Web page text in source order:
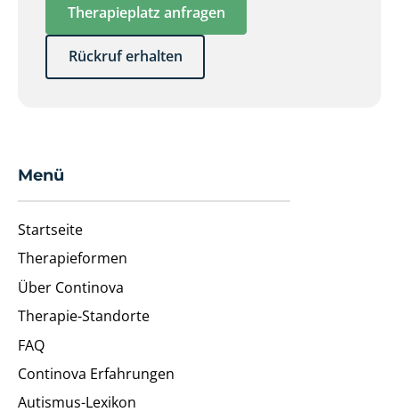
Therapieplatz anfragen
Rückruf erhalten
Menü
Startseite
Therapieformen
Über Continova
Therapie-Standorte
FAQ
Continova Erfahrungen
Autismus-Lexikon